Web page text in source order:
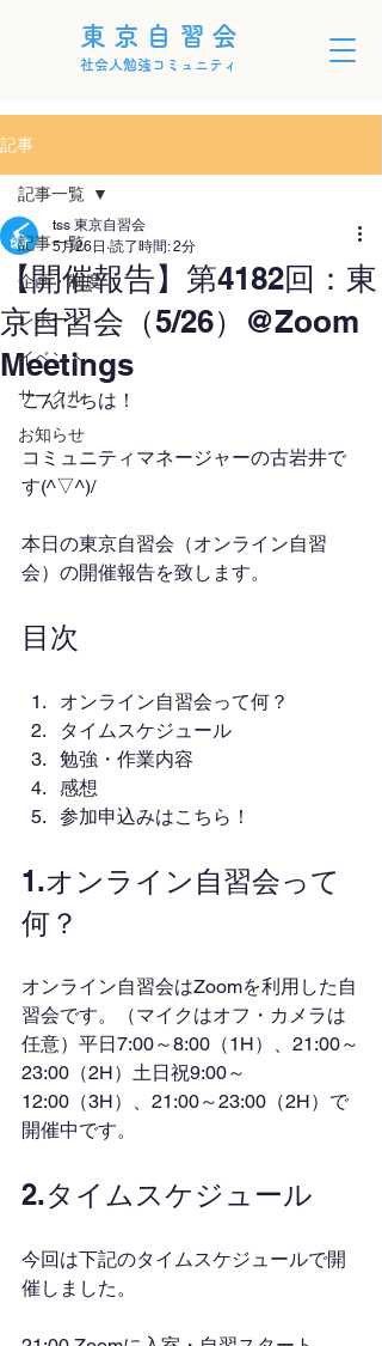
東京自習会
社会人勉強コミュニティ
記事
記事一覧
企画・制度
レポート
イベント
サークル
お知らせ
記事一覧
【開催報告】第4182回：東
京自習会（5/26）@Zoom
Meetings
tss 東京自習会
5月26日 読了時間: 2分
こんにちは！
コミュニティマネージャーの古岩井で
す(^▽^)/
本日の東京自習会（オンライン自習
会）の開催報告を致します。
目次
オンライン自習会って何？
タイムスケジュール
勉強・作業内容
感想
参加申込みはこちら！
1.オンライン自習会って
何？
オンライン自習会はZoomを利用した自
習会です。（マイクはオフ・カメラは
任意）平日7:00～8:00（1H）、21:00～
23:00（2H）土日祝9:00～
12:00（3H）、21:00～23:00（2H）で
開催中です。
2.タイムスケジュール
今回は下記のタイムスケジュールで開
催しました。